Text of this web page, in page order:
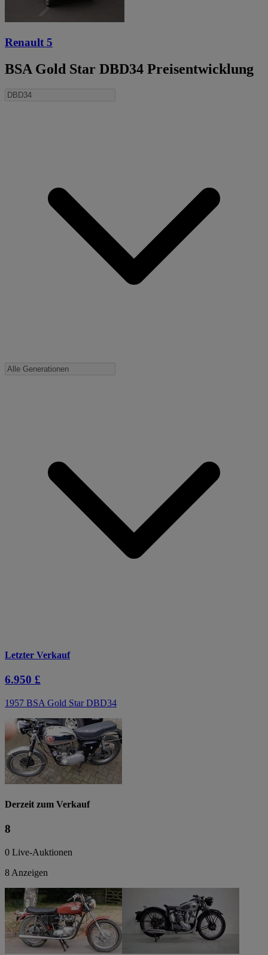
Renault 5
BSA Gold Star DBD34 Preisentwicklung
Letzter Verkauf
6.950 £
1957 BSA Gold Star DBD34
Derzeit zum Verkauf
8
0 Live-Auktionen
8 Anzeigen